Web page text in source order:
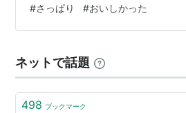
#さっぱり #おいしかった
ネットで話題
498 ブックマーク